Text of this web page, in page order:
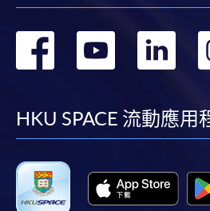
轉
facebook
轉
HKU SPACE 流動應用